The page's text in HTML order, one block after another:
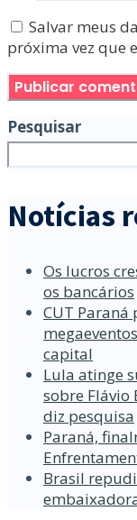
Salvar meus
próxima vez que
Pesquisar
Notícias
Os lucros
os bancários
CUT
capital
Lula atinge
sobre Flávio
diz pesquisa
Paraná,
Brasil